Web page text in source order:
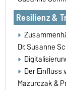
Resilienz &
Dr. Susanne
Der Einfluss
Mazurczak &